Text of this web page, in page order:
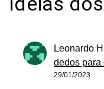
Leonardo
dedos para
29/01/2023